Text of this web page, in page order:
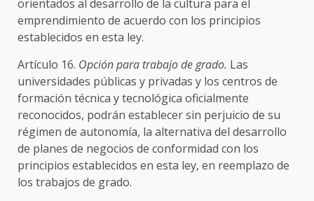
orientados al desarrollo de la cultura para el
emprendimiento de acuerdo con los principios
establecidos en esta ley.
Artículo 16. Opción para trabajo de grado. Las
universidades públicas y privadas y los centros de
formación técnica y tecnológica oficialmente
reconocidos, podrán establecer sin perjuicio de su
régimen de autonomía, la alternativa del desarrollo
de planes de negocios de conformidad con los
principios establecidos en esta ley, en reemplazo de
los trabajos de grado.